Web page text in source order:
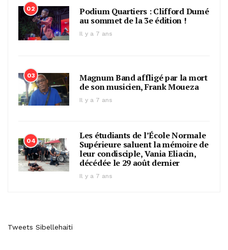
02
Podium Quartiers : Clifford Dumé
au sommet de la 3e édition !
Il y a 7 ans
03
Magnum Band affligé par la mort
de son musicien, Frank Moueza
Il y a 7 ans
04
Les étudiants de l’École Normale
Supérieure saluent la mémoire de
leur condisciple, Vania Eliacin,
décédée le 29 août dernier
Il y a 7 ans
Tweets Sibellehaiti